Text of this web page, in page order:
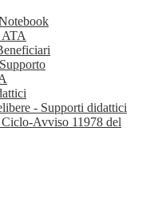
ATA
- Supporti didattici
Avviso 11978 del